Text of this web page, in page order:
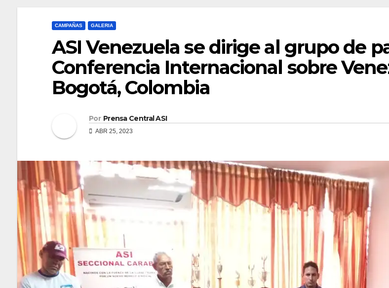
CAMPAÑAS GALERIA
ASI Venezuela se dirige al grupo de
Conferencia Internacional sobre
Bogotá, Colombia
Por Prensa Central ASI
ABR 25, 2023